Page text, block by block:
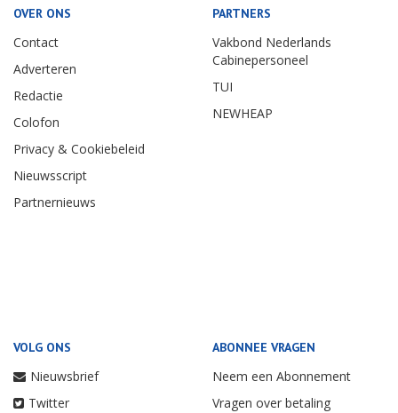
OVER ONS
Contact
Adverteren
Redactie
Colofon
Privacy & Cookiebeleid
Nieuwsscript
Partnernieuws
PARTNERS
Vakbond Nederlands
Cabinepersoneel
TUI
NEWHEAP
VOLG ONS
Nieuwsbrief
Twitter
ABONNEE VRAGEN
Neem een Abonnement
Vragen over betaling